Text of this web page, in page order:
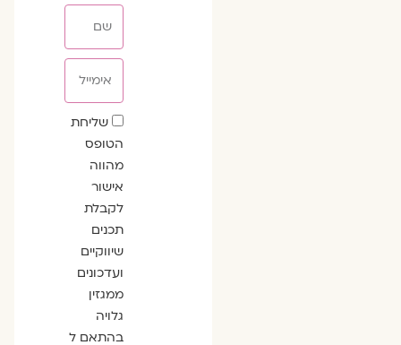
שדה
הסכמה
שליחת
הטופס
מהווה
אישור
לקבלת
תכנים
שיווקיים
ועדכונים
ממגזין
גלויה
בהתאם ל